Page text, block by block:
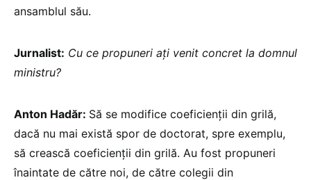
ansamblul său.
Jurnalist: Cu ce propuneri ați venit concret la domnul
ministru?
Anton Hadăr: Să se modifice coeficienții din grilă,
dacă nu mai există spor de doctorat, spre exemplu,
să crească coeficienții din grilă. Au fost propuneri
înaintate de către noi, de către colegii din